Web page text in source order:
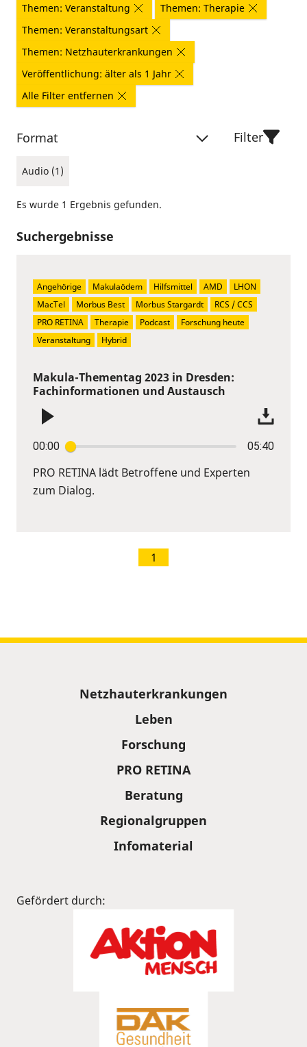
Themen: Veranstaltung
Themen: Therapie
Themen: Veranstaltungsart
Themen: Netzhauterkrankungen
Veröffentlichung: älter als 1 Jahr
Alle Filter entfernen
Format
Audio (1)
Filter
Es wurde 1 Ergebnis gefunden.
Suchergebnisse
Makula-Thementag 2023 in Dresden:
Fachinformationen und Austausch
00:00 05:40
PRO RETINA lädt Betroffene und Experten
zum Dialog.
Angehörige Makulaödem Hilfsmittel AMD
LHON
MacTel
Morbus Best Morbus Stargardt
RCS / CCS
PRO RETINA
Therapie Podcast
Forschung heute
Veranstaltung
Hybrid
1
Netzhauterkrankungen
Leben
Forschung
PRO RETINA
Beratung
Regionalgruppen
Infomaterial
Gefördert durch: